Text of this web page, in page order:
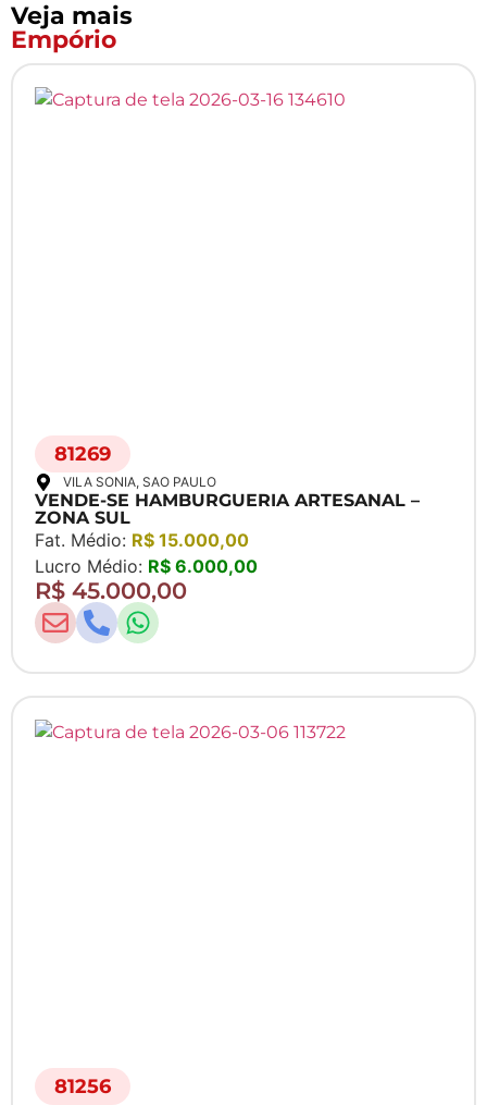
Veja mais
Empório
81269
VILA SONIA, SAO PAULO
VENDE-SE HAMBURGUERIA ARTESANAL –
ZONA SUL
Fat. Médio: R$ 15.000,00
Lucro Médio: R$ 6.000,00
R$ 45.000,00
81256